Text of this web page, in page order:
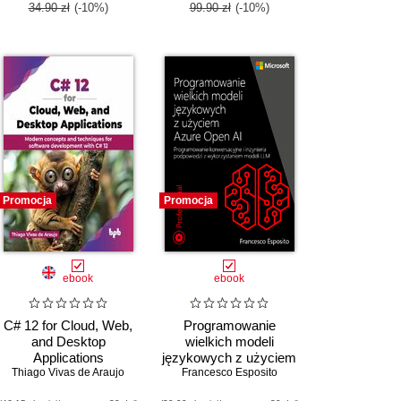
34.90 zł (-10%) 99.90 zł (-10%)
Promocja
ebook
C# 12 for Cloud, Web,
and Desktop
Applications
Thiago Vivas de Araujo
Promocja
ebook
Programowanie
wielkich modeli
językowych z użyciem
Azure Open AI.
Francesco Esposito